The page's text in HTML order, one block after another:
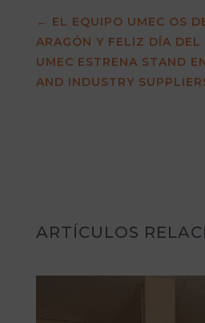
← EL EQUIPO UMEC OS
ARAGÓN Y FELIZ DÍA DEL
UMEC ESTRENA STAND
AND INDUSTRY
ARTÍCULOS